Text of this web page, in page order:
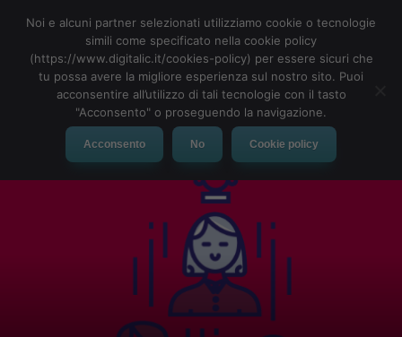
MENU
Noi e alcuni partner selezionati utilizziamo cookie o tecnologie
simili come specificato nella cookie policy
(https://www.digitalic.it/cookies-policy) per essere sicuri che
tu possa avere la migliore esperienza sul nostro sito. Puoi
acconsentire all’utilizzo di tali tecnologie con il tasto
"Acconsento" o proseguendo la navigazione.
Acconsento No Cookie policy